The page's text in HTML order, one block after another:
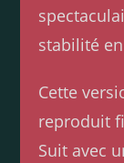
stabilité
Cette
reproduit
Suit avec